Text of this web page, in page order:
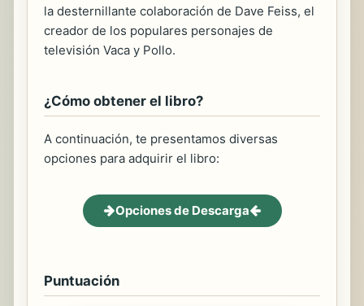
la desternillante colaboración de Dave Feiss, el
creador de los populares personajes de
televisión Vaca y Pollo.
¿Cómo obtener el libro?
A continuación, te presentamos diversas
opciones para adquirir el libro:
Opciones de Descarga
Puntuación